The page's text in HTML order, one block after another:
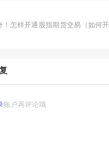
！怎样开通股指期货交易（如何
账户再评论哦